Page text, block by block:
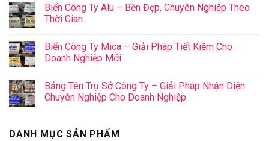
Biển Công Ty Alu – Bền Đẹp, Chuyên Nghiệp Theo
Thời Gian
Biển Công Ty Mica – Giải Pháp Tiết Kiệm Cho
Doanh Nghiệp Mới
Bảng Tên Trụ Sở Công Ty – Giải Pháp Nhận Diện
Chuyên Nghiệp Cho Doanh Nghiệp
DANH MỤC SẢN PHẨM